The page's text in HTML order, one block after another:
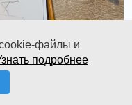
файлы и
подробнее